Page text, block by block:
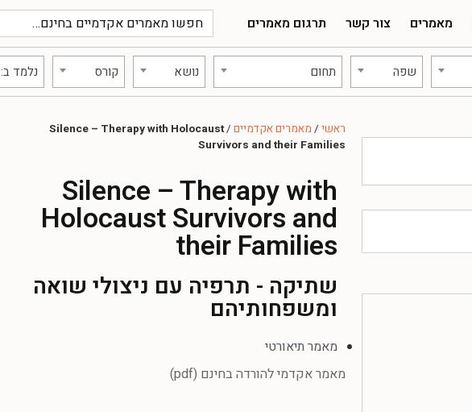
מאמרים צור קשר תרגום מאמרים
שפה תחום נושא קורס נלמד ב:
ראשי/ מאמרים אקדמיים/
Silence – Therapy with Holocaust
Survivors and their Families
Silence – Therapy with
Holocaust Survivors and
their Families
שתיקה - תרפיה עם ניצולי שואה
ומשפחותיהם
מאמר תיאורטי
מאמר אקדמי להורדה בחינם (pdf)